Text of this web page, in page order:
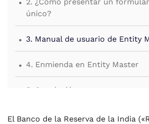
único?
. 3. Manual de usuario de Entity
. 4. Enmienda en Entity Master
5. Conclusión
El Banco de la Reserva de la India